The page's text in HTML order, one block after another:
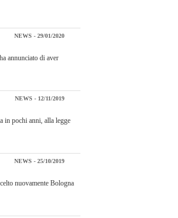
NEWS - 29/01/2020
annunciato di aver
NEWS - 12/11/2019
in pochi anni, alla legge
NEWS - 25/10/2019
nuovamente Bologna